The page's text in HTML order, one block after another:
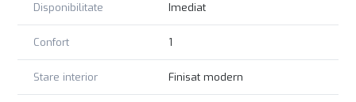
Disponibilitate Imediat
Confort 1
Stare interior Finisat modern